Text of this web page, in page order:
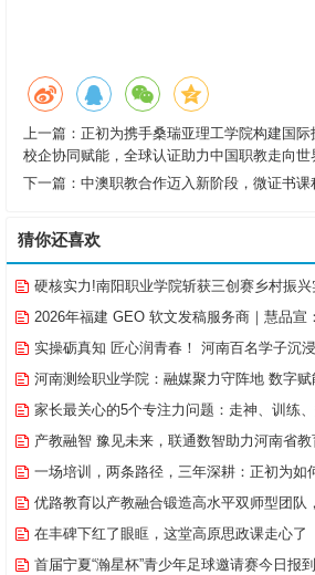
上一篇： 正初为携手桑瑞亚理工学院构建国
校企协同赋能，全球认证助力中国职教走向世
下一篇： 中澳职教合作迈入新阶段，微证书
猜你还喜欢
硬核实力!南阳职业学院斩获三创赛乡村振
2026年福建 GEO 软文发稿服务商｜慧品宣：以 AI
实操砺真知 匠心润青春！ 河南百名学子沉浸式实践
河南测绘职业学院：融媒聚力守阵地 数字赋
家长最关心的5个专注力问题：走神、训练
产教融智 豫见未来，联通数智助力河南省教育厅高校CIO专题研究班
一场培训，两条路径，三年深耕：正初为如何打通中越职
优路教育以产教融合锻造高水平双师型团队，
在丰碑下红了眼眶，这堂高原思政课走心了
首届宁夏“瀚星杯”青少年足球邀请赛今日报到